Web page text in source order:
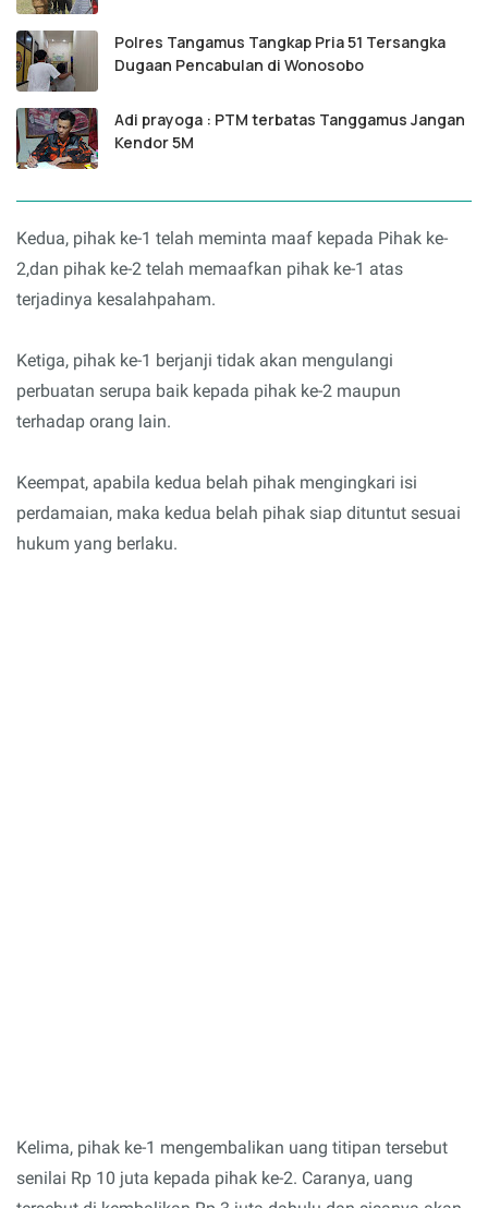
Polres Tangamus Tangkap Pria 51 Tersangka
Dugaan Pencabulan di Wonosobo
Adi prayoga : PTM terbatas Tanggamus Jangan
Kendor 5M
Kedua, pihak ke-1 telah meminta maaf kepada Pihak ke-
2,dan pihak ke-2 telah memaafkan pihak ke-1 atas
terjadinya kesalahpaham.
Ketiga, pihak ke-1 berjanji tidak akan mengulangi
perbuatan serupa baik kepada pihak ke-2 maupun
terhadap orang lain.
Keempat, apabila kedua belah pihak mengingkari isi
perdamaian, maka kedua belah pihak siap dituntut sesuai
hukum yang berlaku.
Kelima, pihak ke-1 mengembalikan uang titipan tersebut
senilai Rp 10 juta kepada pihak ke-2. Caranya, uang